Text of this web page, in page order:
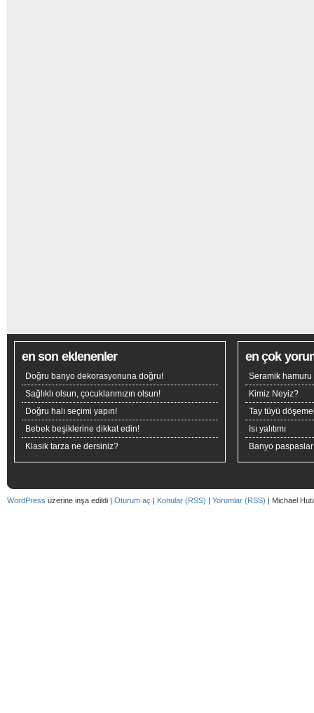
en son eklenenler
Doğru banyo dekorasyonuna doğru!
Sağlıklı olsun, çocuklarımızın olsun!
Doğru halı seçimi yapın!
Bebek beşiklerine dikkat edin!
Klasik tarza ne dersiniz?
en çok
Seramik hamuru
Kimiz Neyiz?
Tay tüyü
Isı yalıtımı
Banyo
WordPress üzerine inşa edildi | Oturum aç | Konular (RSS) | Yorumlar (RSS) | Michael